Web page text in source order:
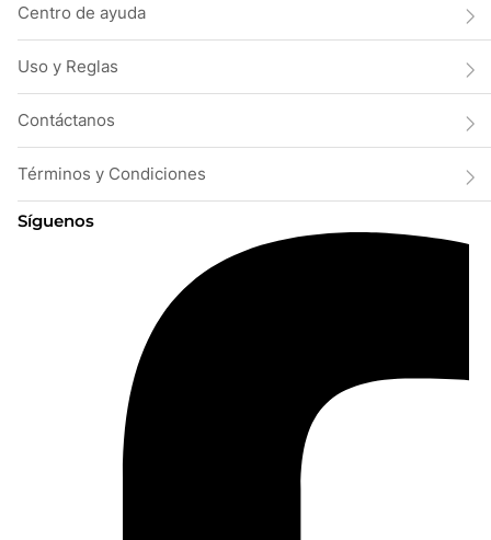
Centro de ayuda
Uso y Reglas
Contáctanos
Términos y Condiciones
Síguenos